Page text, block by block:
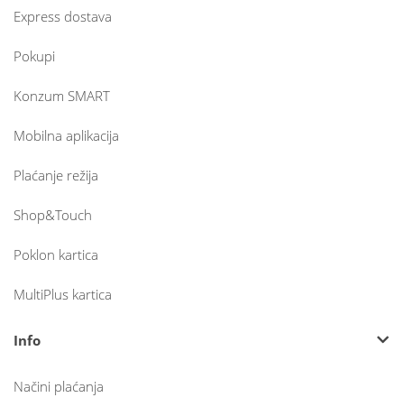
Express dostava
Pokupi
Konzum SMART
Mobilna aplikacija
Plaćanje režija
Shop&Touch
Poklon kartica
MultiPlus kartica
Info
Načini plaćanja